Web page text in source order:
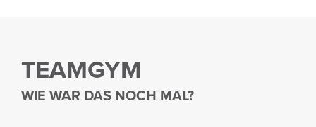
TEAMGYM
WIE WAR DAS NOCH MAL?